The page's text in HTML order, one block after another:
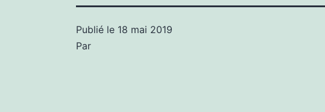
Publié le 18 mai 2019
Par